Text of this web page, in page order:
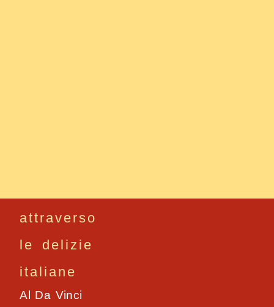
attraverso
le delizie
italiane
Al Da Vinci